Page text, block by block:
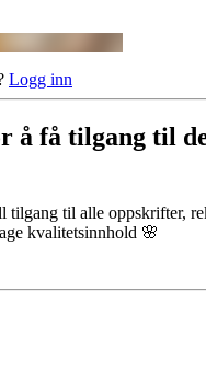
Logg inn
å få tilgang til
tilgang til alle oppskrifter,
kvalitetsinnhold 🌸